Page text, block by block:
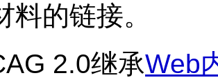
料的链接。
2.0继承Web